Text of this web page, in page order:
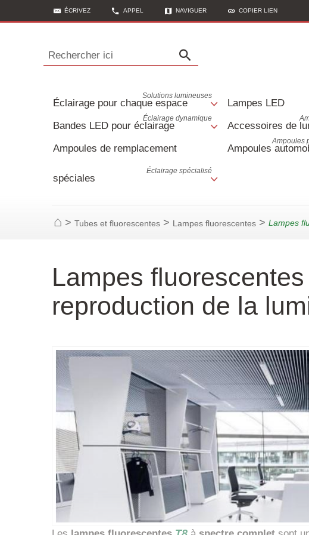
ÉCRIVEZ APPEL NAVIGUER COPIER LIEN
Rechercher ici
Éclairage pour chaque espace
Solutions lumineuses
Lampes LED
Bandes LED pour éclairage
Éclairage dynamique
Accessoires de
Ampoules de remplacement
spéciales
Éclairage spécialisé
Ampoules
Ampoules
Page d'accueil
> Tubes et fluorescentes > Lampes fluorescentes > Lampes
Lampes
reproduction de la